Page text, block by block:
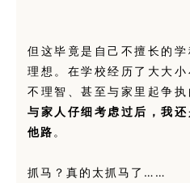
但这毕竟是自己不擅长的
理想。在学校经历了大大
不理智、甚至与家里起争
与家人仔细考虑过后，我
他路 。
抓马？真的太抓马了……